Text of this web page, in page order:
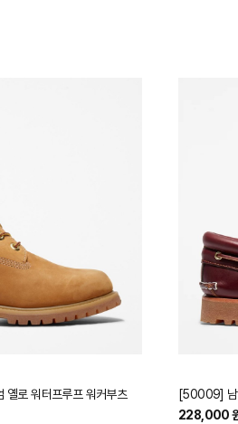
로 워터프루프 워커부츠
[50009] 남
228,000